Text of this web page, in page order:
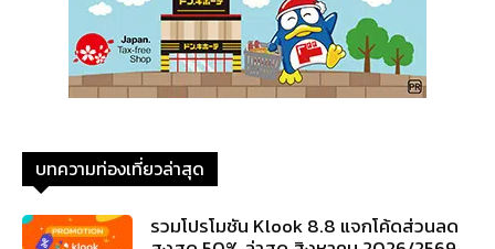
บทความท่องเที่ยวล่าสุด
รวมโปรโมชัน Klook 8.8 แจกโค้ดส่วนลด